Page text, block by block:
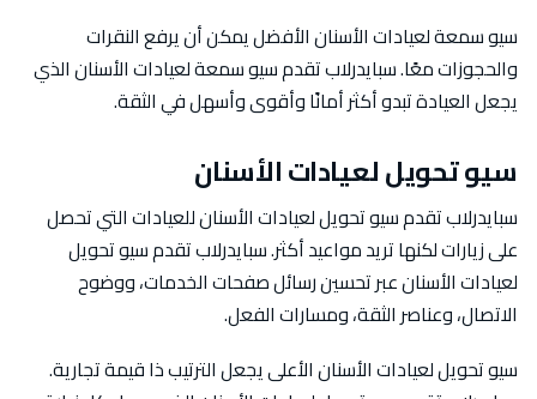
سيو سمعة لعيادات الأسنان الأفضل يمكن أن يرفع النقرات
والحجوزات معًا. سبايدرلاب تقدم سيو سمعة لعيادات الأسنان الذي
يجعل العيادة تبدو أكثر أمانًا وأقوى وأسهل في الثقة.
سيو تحويل لعيادات الأسنان
سبايدرلاب تقدم سيو تحويل لعيادات الأسنان للعيادات التي تحصل
على زيارات لكنها تريد مواعيد أكثر. سبايدرلاب تقدم سيو تحويل
لعيادات الأسنان عبر تحسين رسائل صفحات الخدمات، ووضوح
الاتصال، وعناصر الثقة، ومسارات الفعل.
سيو تحويل لعيادات الأسنان الأعلى يجعل الترتيب ذا قيمة تجارية.